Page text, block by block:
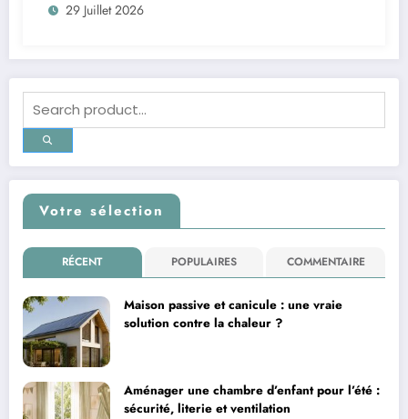
29 Juillet 2026
Votre sélection
RÉCENT POPULAIRES COMMENTAIRE
Maison passive et canicule : une vraie
solution contre la chaleur ?
Aménager une chambre d’enfant pour l’été :
sécurité, literie et ventilation